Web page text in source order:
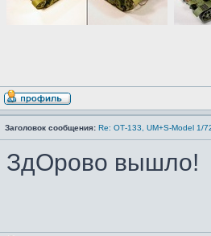
Заголовок сообщения: Re: ОТ-133, UM+S-Model 1/
ЗдОрово вышло!